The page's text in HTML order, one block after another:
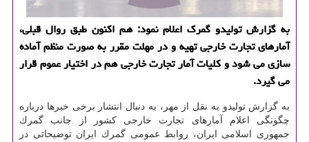
به گزارش تولیدو گمرك اعلام نمود: هم اكنون طبق روال قبلی،
آمارهای تجارت خارجی تهیه و در مهلت مقرر به صورت منظم آماده
سازی می شود و كلیات آمار تجارت خارجی هم در اختیار عموم قرار
می گیرد.
به گزارش تولیدو به نقل از مهر، به دنبال انتشار برخی خبرها درباره
چگونگی اعلام آمارهای تجارت خارجی كشور از جانب گمرك
جمهوری اسلامی ایران، روابط عمومی گمرك ایران توضیحاتی در